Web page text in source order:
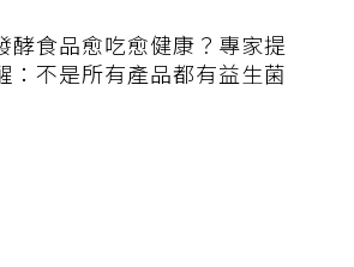
酵食品愈吃愈健康？專家提
：不是所有產品都有益生菌